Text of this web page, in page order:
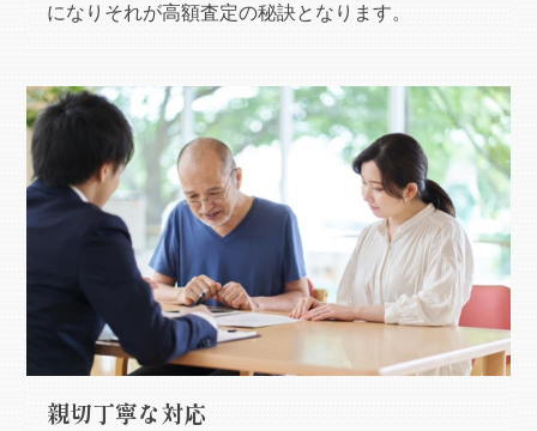
になりそれが高額査定の秘訣となります。
親切丁寧な対応